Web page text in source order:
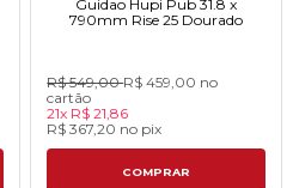
Guidao Hupi Pub 31.8 x
790mm Rise 25 Dourado
R$ 549,00R$ 459,00 no
cartão
21x R$ 21,86
R$ 367,20 no pix
COMPRAR